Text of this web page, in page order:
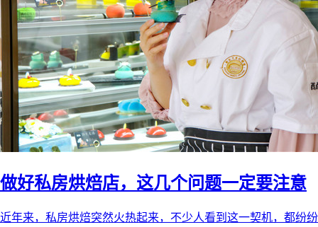
做好私房烘焙店，这几个问题一定要注意
近年来，私房烘焙突然火热起来，不少人看到这一契机，都纷纷